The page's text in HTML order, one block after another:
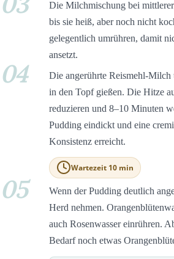
Die Milchmischung bei
bis sie heiß, aber noch nicht
gelegentlich umrühren, damit
ansetzt.
04
Die angerührte Reismehl-Milch
in den Topf gießen. Die Hitze
reduzieren und 8–10 Minuten
Pudding eindickt und eine
Konsistenz erreicht.
Wartezeit 10 min
05
Wenn der Pudding deutlich
Herd nehmen.
auch Rosenwasser einrühren.
Bedarf noch etwas